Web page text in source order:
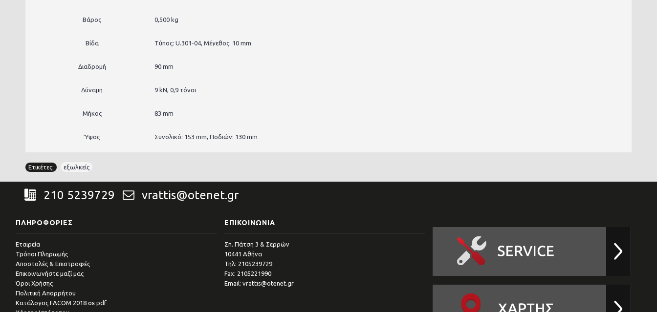
Βάρος 0,500 kg
Βίδα Τύπος: U.301-04, Μέγεθος: 10 mm
Διαδρομή 90 mm
Δύναμη 9 kN, 0,9 τόνοι
Μήκος 83 mm
Ύψος Συνολικό: 153 mm, Ποδιών: 130 mm
Ετικέτες: εξωλκείς
210 5239729 vrattis@otenet.gr
ΠΛΗΡΟΦΟΡΊΕΣ
Εταιρεία
Τρόποι Πληρωμής
Αποστολές & Επιστροφές
Επικοινωνήστε μαζί μας
Όροι Χρήσης
Πολιτική Απορρήτου
Kατάλογος FACOM 2018 σε pdf
ΕΠΙΚΟΙΝΩΝΊΑ
Σπ. Πάτση 3 & Σερρών
10441 Αθήνα
Τηλ: 2105239729
Fax: 2105221990
Email: vrattis@otenet.gr